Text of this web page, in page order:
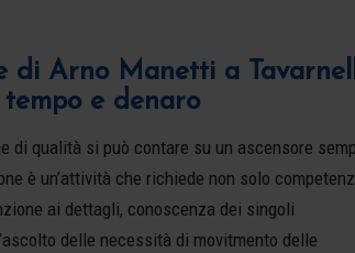
di Arno Manetti a
e denaro
di qualità si può contare su un ascensore
è un’attività che richiede non solo
ai dettagli, conoscenza dei singoli
delle necessità di movitmento delle